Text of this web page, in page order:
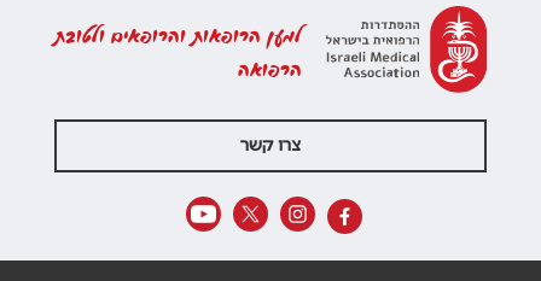
למען הרופאות והרופאים ולטובת
הרפואה
צרו קשר